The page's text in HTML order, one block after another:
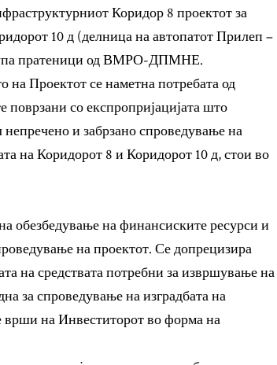
Коридор 8 проектот за
10 д (делница на автопатот Прилеп –
пратеници од ВМРО-ДПМНЕ.
на Проектот се наметна потребата од
поврзани со експропријацијата што
и забрзано спроведување на
на Коридорот 8 и Коридорот 10 д, стои во
обезбедување на финансиските ресурси и
на проектот. Се допрецизира
на средствата потребни за извршување на
за спроведување на изградбата на
врши на Инвеститорот во форма на